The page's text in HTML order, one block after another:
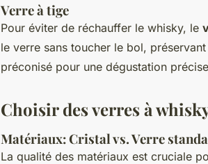
Verre à tige
Pour éviter de réchauffer le whisky, le
le verre sans toucher le bol,
préconisé pour une dégustation
Choisir des verres à
Matériaux: Cristal vs. Verre
La qualité des matériaux est cruciale